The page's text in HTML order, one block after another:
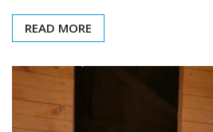
povestea lui Iris